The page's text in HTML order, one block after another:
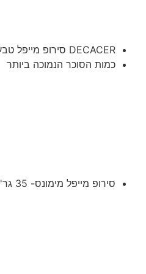
DECACER סירופ מייפל טבעי- 35 גר' | 7 כפיות
כמות הסוכר הנמוכה ביותר
סירופ מייפל מימונס- 35 גר' | 7 כפיות